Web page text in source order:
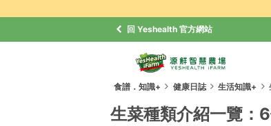
回 Yeshealth 官方網站
食譜．知識+ 健康日誌 生活知識+
生菜種類介紹一覽：